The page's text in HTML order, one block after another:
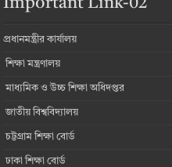
প্রধানমন্ত্রীর কার্যালয়
শিক্ষা মন্ত্রণালয়
মাধ্যমিক ও উচ্চ শিক্ষা অধিদপ্তর
জাতীয় বিশ্ববিদ্যালয়
চট্টগ্রাম শিক্ষা বোর্ড
ঢাকা শিক্ষা বোর্ড